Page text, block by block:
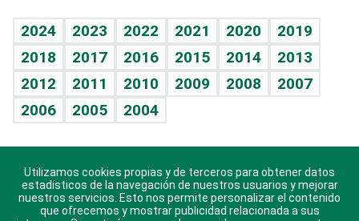
Vida y familia
Eñe
Celebrando la vida
Sin complejos
En pocas palabras
Escuchando al corazón
Economía Personal
TBT Deportivo
Guía del dinero
Horóscopos
Juegos
2024 2023 2022 2021 2020
2019
2018
2017 2016 2015 2014
2013
2012
2011 2010 2009 2008
2007
2006
2005 2004
Descarga nuestras aplicaciones para Android, iOS y
sistema Huawei.
Utilizamos cookies propias y de terceros para obtener datos
estadísticos de la navegación de nuestros usuarios y mejorar
nuestros servicios. Esto nos permite personalizar el contenido
que ofrecemos y mostrar publicidad relacionada a sus